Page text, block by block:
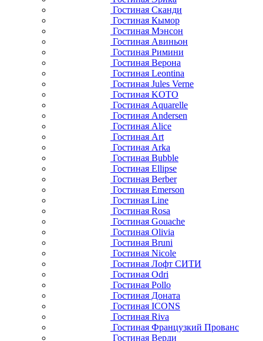
Гостиная Сканди
Гостиная Кымор
Гостиная Мэнсон
Гостиная Авиньон
Гостиная Римини
Гостиная Верона
Гостиная Leontina
Гостиная Jules Verne
Гостиная KOTO
Гостиная Aquarelle
Гостиная Andersen
Гостиная Alice
Гостиная Art
Гостиная Arka
Гостиная Bubble
Гостиная Ellipse
Гостиная Berber
Гостиная Emerson
Гостиная Line
Гостиная Rosa
Гостиная Gouache
Гостиная Olivia
Гостиная Bruni
Гостиная Nicole
Гостиная Лофт СИТИ
Гостиная Odri
Гостиная Pollo
Гостиная Доната
Гостиная ICONS
Гостиная Riva
Гостиная Французкий Прованс
Гостиная Верди